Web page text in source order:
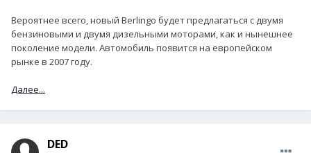
Вероятнее всего, новый Berlingo будет предлагаться с двумя
бензиновыми и двумя дизельными моторами, как и нынешнее
поколение модели. Автомобиль появится на европейском
рынке в 2007 году.
Далее...
DED